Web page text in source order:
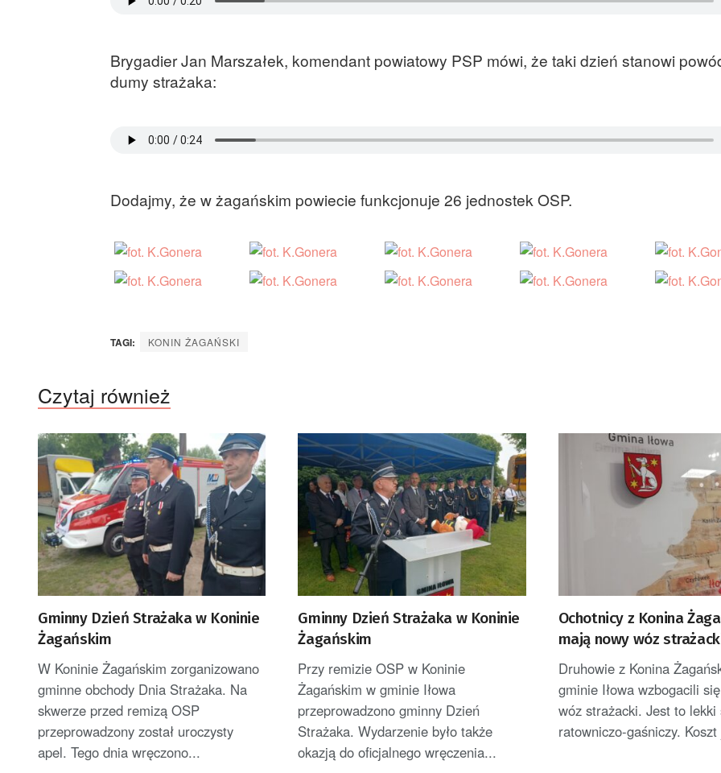
Brygadier Jan Marszałek, komendant powiatowy PSP mówi, że taki dzień stanowi
dumy strażaka:
Dodajmy, że w żagańskim powiecie funkcjonuje 26 jednostek OSP.
TAGI: KONIN ŻAGAŃSKI
Czytaj również
Gminny Dzień Strażaka w Koninie
Żagańskim
W Koninie Żagańskim zorganizowano
gminne obchody Dnia Strażaka. Na
skwerze przed remizą OSP
przeprowadzony został uroczysty
apel. Tego dnia wręczono...
Gminny Dzień Strażaka w Koninie
Żagańskim
Przy remizie OSP w Koninie
Żagańskim w gminie Iłowa
przeprowadzono gminny Dzień
Strażaka. Wydarzenie było także
okazją do oficjalnego wręczenia...
Ochotnicy z Konina
mają nowy wóz
Druhowie z Konina
gminie Iłowa wzbogacili
wóz strażacki. Jest to lekki
ratowniczo-gaśniczy.